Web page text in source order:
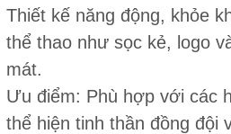
Thiết kế năng động, khỏe
thể thao như sọc kẻ, logo
mát.
Ưu điểm: Phù hợp với các
thể hiện tinh thần đồng đội